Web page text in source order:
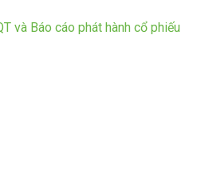
và Báo cáo phát hành cổ phiếu